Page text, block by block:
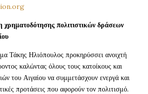
πολιτιστικών δράσεων
Τάκης Ηλιόπουλος προκηρύσσει ανοιχτή
καλώντας όλους τους κατοίκους και
του Αιγαίου να συμμετάσχουν ενεργά και
προτάσεις που αφορούν τον πολιτισμό.